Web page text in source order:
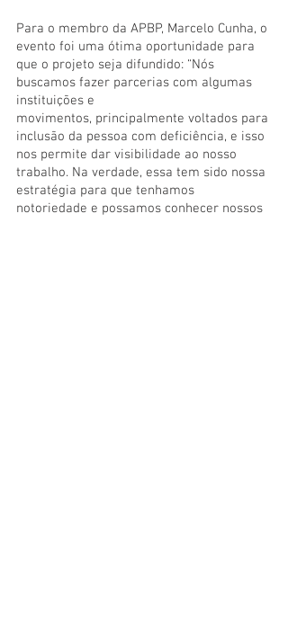
Para o membro da APBP, Marcelo Cunha, o
evento foi uma ótima oportunidade para
que o projeto seja difundido: “Nós
buscamos fazer parcerias com algumas
instituições e
movimentos, principalmente voltados para
inclusão da pessoa com deficiência, e isso
nos permite dar visibilidade ao nosso
trabalho. Na verdade, essa tem sido nossa
estratégia para que tenhamos
notoriedade e possamos conhecer nossos